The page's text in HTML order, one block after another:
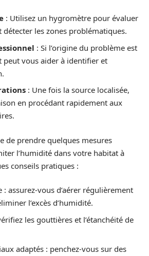
: Utilisez un hygromètre pour évaluer
détecter les zones problématiques.
: Si l’origine du problème est
peut vous aider à identifier et
: Une fois la source localisée,
en procédant rapidement aux
de prendre quelques mesures
l’humidité dans votre habitat à
conseils pratiques :
assurez-vous d’aérer régulièrement
l’excès d’humidité.
les gouttières et l’étanchéité de
adaptés : penchez-vous sur des